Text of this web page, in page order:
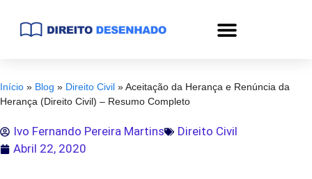
Início » Blog » Direito Civil »Aceitação da Herança e Renúncia da
Herança (Direito Civil) – Resumo Completo
Ivo Fernando Pereira Martins
Direito Civil
Abril 22, 2020